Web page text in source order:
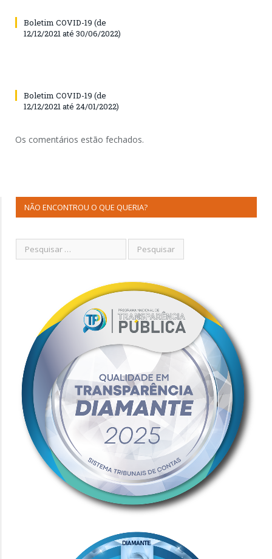
Boletim COVID-19 (de
12/12/2021 até 30/06/2022)
Boletim COVID-19 (de
12/12/2021 até 24/01/2022)
Os comentários estão fechados.
NÃO ENCONTROU O QUE QUERIA?